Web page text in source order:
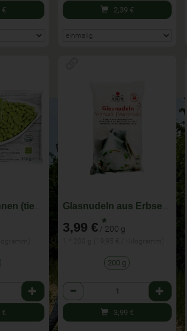
€ 2,39 €
Edamame Bohnen (tiefgekühlt)
€
3,99 € *
/ 200 g
200 g
Anzahl
3,99 €